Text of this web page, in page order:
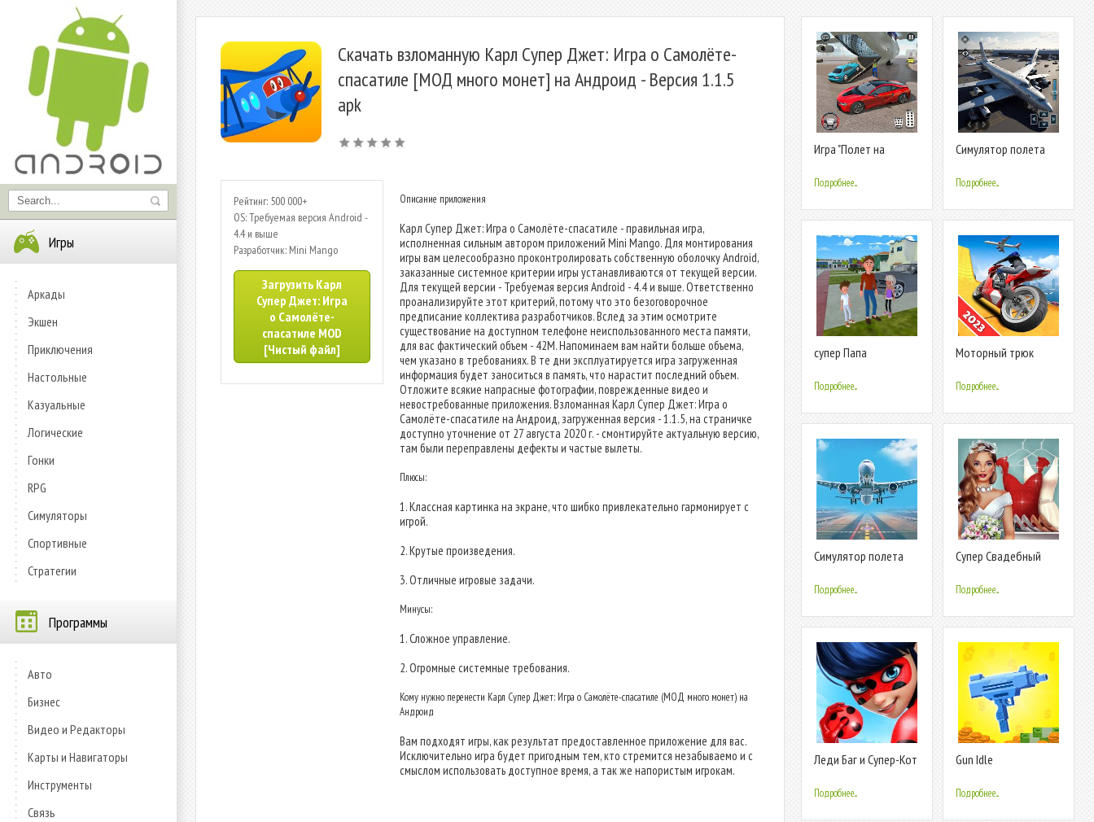
Игры
Аркады
Экшен
Приключения
Настольные
Казуальные
Логические
Гонки
RPG
Симуляторы
Спортивные
Стратегии
Программы
Авто
Бизнес
Видео и Редакторы
Карты и Навигаторы
Инструменты
Связь
Скачать взломанную Карл Супер Джет: Игра о Самолёте-
спасатиле [МОД много монет] на Андроид - Версия 1.1.5
apk
Рейтинг: 500 000+
OS: Требуемая версия Android -
4.4 и выше
Разработчик: Mini Mango
Загрузить Карл
Супер Джет: Игра
о Самолёте-
спасатиле MOD
[Чистый файл]
Описание приложения
Карл Супер Джет: Игра о Самолёте-спасатиле - правильная игра,
исполненная сильным автором приложений Mini Mango. Для монтирования
игры вам целесообразно проконтролировать собственную оболочку Android,
заказанные системное критерии игры устанавливаются от текущей версии.
Для текущей версии - Требуемая версия Android - 4.4 и выше. Ответственно
проанализируйте этот критерий, потому что это безоговорочное
предписание коллектива разработчиков. Вслед за этим осмотрите
существование на доступном телефоне неиспользованного места памяти,
для вас фактический объем - 42M. Напоминаем вам найти больше объема,
чем указано в требованиях. В те дни эксплуатируется игра загруженная
информация будет заноситься в память, что нарастит последний объем.
Отложите всякие напрасные фотографии, поврежденные видео и
невостребованные приложения. Взломанная Карл Супер Джет: Игра о
Самолёте-спасатиле на Андроид, загруженная версия - 1.1.5, на страничке
доступно уточнение от 27 августа 2020 г. - смонтируйте актуальную версию,
там были переправлены дефекты и частые вылеты.
Плюсы:
1. Классная картинка на экране, что шибко привлекательно гармонирует с
игрой.
2. Крутые произведения.
3. Отличные игровые задачи.
Минусы:
1. Сложное управление.
2. Огромные системные требования.
Кому нужно перенести Карл Супер Джет: Игра о Самолёте-спасатиле (МОД много монет) на
Андроид
Вам подходят игры, как результат предоставленное приложение для вас.
Исключительно игра будет пригодным тем, кто стремится незабываемо и с
смыслом использовать доступное время, а так же напористым игрокам.
Игра "Полет на
Подробнее...
Симулятор полета
Подробнее...
супер Папа
Подробнее...
Моторный трюк
Подробнее...
Симулятор полета
Подробнее...
Супер Свадебный
Подробнее...
Леди Баг и Супер-Кот
Подробнее...
Gun Idle
Подробнее...